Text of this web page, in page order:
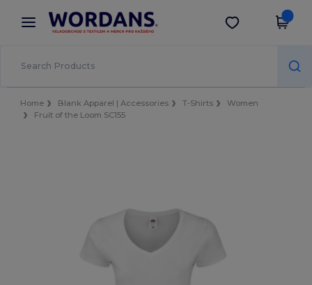
× Aplikace Wordans
Lepší ceny v aplikaci!
Stáhnout app
Home Blank Apparel | Accessories T-Shirts
Women
Fruit of the Loom SC155